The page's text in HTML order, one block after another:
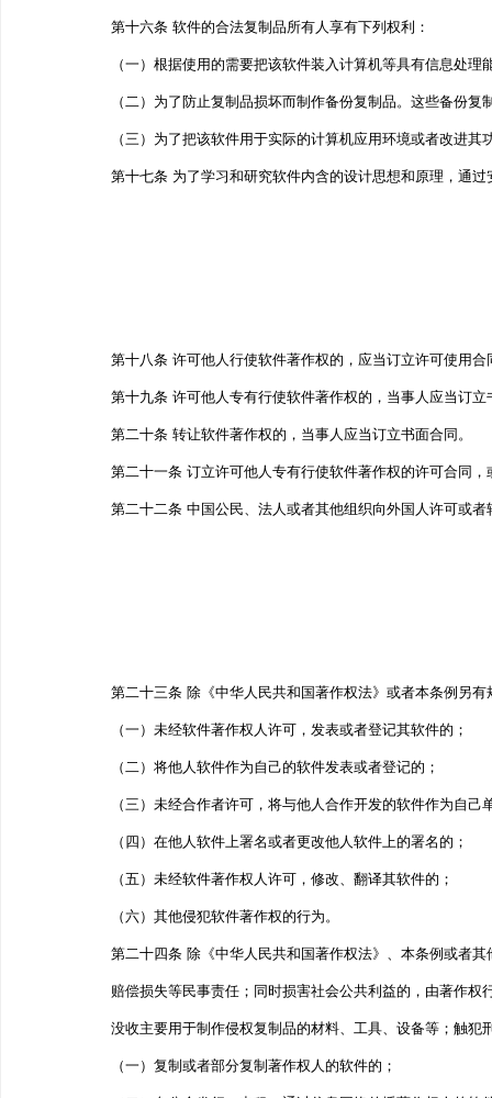
第十六条 软件的合法复制品所有人享有下列权利：
（一）根据使用的需要把该软件装入计算机等具有信息处理
（二）为了防止复制品损坏而制作备份复制品。这些备份
（三）为了把该软件用于实际的计算机应用环境或者改进
第十七条 为了学习和研究软件内含的设计思想和原理，通
第十八条 许可他人行使软件著作权的，应当订立许可使用
第十九条 许可他人专有行使软件著作权的，当事人应当订
第二十条 转让软件著作权的，当事人应当订立书面合同。
第二十一条 订立许可他人专有行使软件著作权的许可合同
第二十二条 中国公民、法人或者其他组织向外国人许可或
第二十三条 除《中华人民共和国著作权法》或者本条例另
（一）未经软件著作权人许可，发表或者登记其软件的；
（二）将他人软件作为自己的软件发表或者登记的；
（三）未经合作者许可，将与他人合作开发的软件作为自
（四）在他人软件上署名或者更改他人软件上的署名的；
（五）未经软件著作权人许可，修改、翻译其软件的；
（六）其他侵犯软件著作权的行为。
第二十四条 除《中华人民共和国著作权法》、本条例或者
赔偿损失等民事责任；同时损害社会公共利益的，由著作
没收主要用于制作侵权复制品的材料、工具、设备等；触
（一）复制或者部分复制著作权人的软件的；